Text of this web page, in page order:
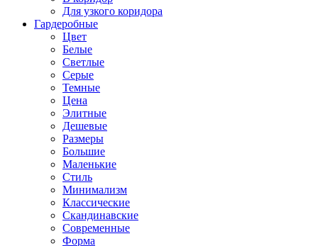
Для узкого коридора
Гардеробные
Цвет
Белые
Светлые
Серые
Темные
Цена
Элитные
Дешевые
Размеры
Большие
Маленькие
Стиль
Минимализм
Классические
Скандинавские
Современные
Форма